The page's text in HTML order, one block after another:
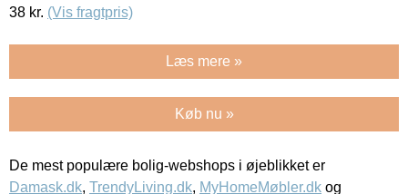
38 kr. (Vis fragtpris)
Læs mere »
Køb nu »
De mest populære bolig-webshops i øjeblikket er
Damask.dk, TrendyLiving.dk, MyHomeMøbler.dk og